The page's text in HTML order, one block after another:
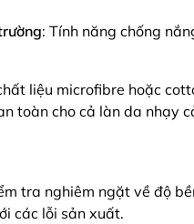
: Tính năng chống
liệu microfibre hoặc
toàn cho cả làn da
tra nghiêm ngặt về độ
các lỗi sản xuất.